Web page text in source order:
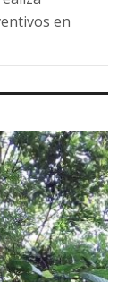
en